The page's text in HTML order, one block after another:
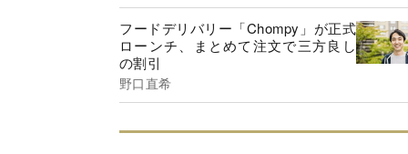
フードデリバリー「Chompy」が正式
ローンチ、まとめて注文で三方良し
の割引
野口直希